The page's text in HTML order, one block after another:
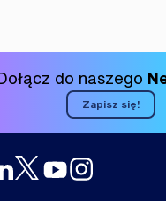
do naszego
Zapisz się!